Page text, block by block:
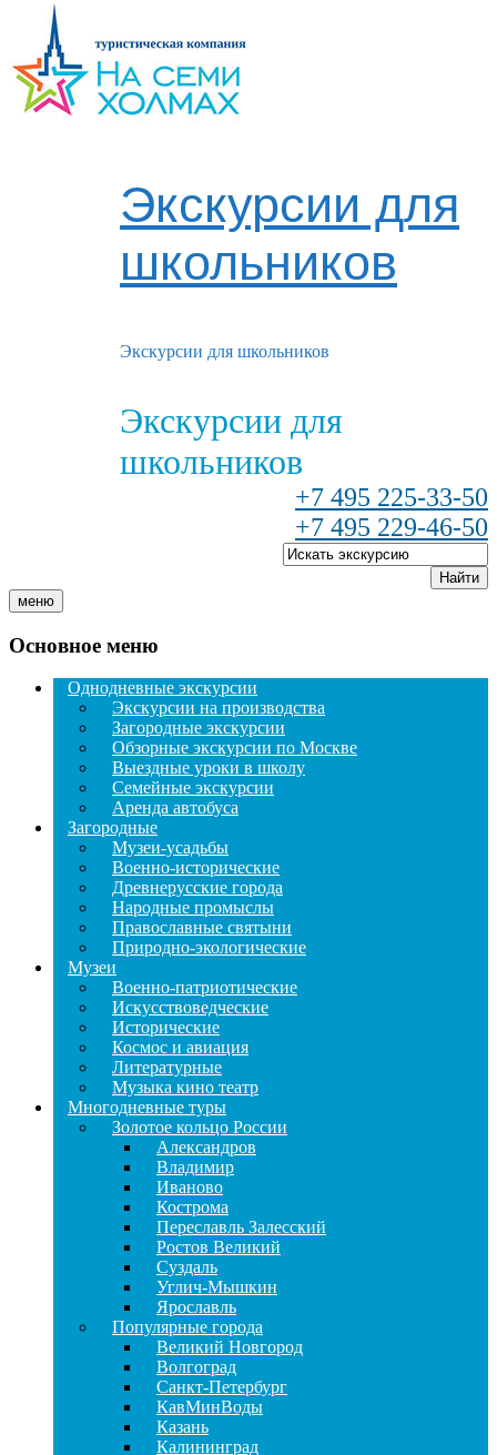
Экскурсии для
школьников
Экскурсии для школьников
Экскурсии для
школьников
+7 495 225-33-50
+7 495 229-46-50
Найти
меню
Основное меню
Однодневные экскурсии
Экскурсии на производства
Загородные экскурсии
Обзорные экскурсии по Москве
Выездные уроки в школу
Семейные экскурсии
Аренда автобуса
Загородные
Музеи-усадьбы
Военно-исторические
Древнерусские города
Народные промыслы
Православные святыни
Природно-экологические
Музеи
Военно-патриотические
Искусствоведческие
Исторические
Космос и авиация
Литературные
Музыка кино театр
Многодневные туры
Золотое кольцо России
Александров
Владимир
Иваново
Кострома
Переславль Залесский
Ростов Великий
Суздаль
Углич-Мышкин
Ярославль
Популярные города
Великий Новгород
Волгоград
Санкт-Петербург
КавМинВоды
Казань
Калининград